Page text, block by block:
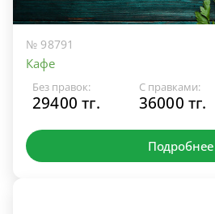
№ 98791
Кафе
Без правок:
29400 тг.
С правками:
36000 тг.
Подробнее